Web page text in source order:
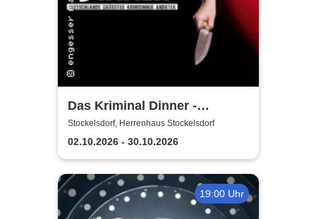
Das Kriminal Dinner -
Krimidinner: Ein
Behördenmord
Stockelsdorf, Herrenhaus Stockelsdorf
02.10.2026 - 30.10.2026
19:00 Uhr